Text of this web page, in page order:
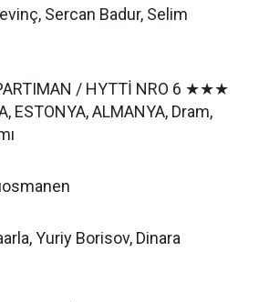
Sercan Badur, Selim
/ HYTTİ NRO 6 ★★★
ESTONYA, ALMANYA, Dram,
Yuriy Borisov, Dinara